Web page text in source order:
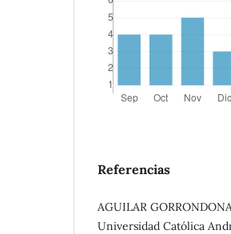
Referencias
AGUILAR
Universidad Católica